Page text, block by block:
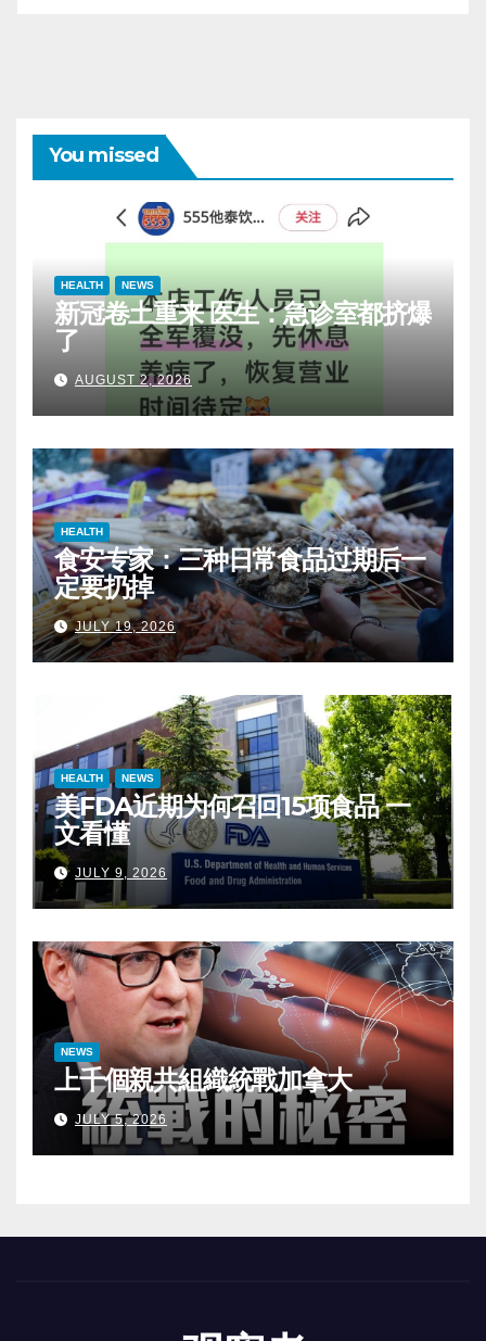
You missed
HEALTH NEWS
新冠卷土重来 医生：急诊室都挤爆
了
AUGUST 2, 2026
HEALTH
食安专家：三种日常食品过期后一
定要扔掉
JULY 19, 2026
HEALTH NEWS
美FDA近期为何召回15项食品 一
文看懂
JULY 9, 2026
NEWS
上千個親共組織統戰加拿大
JULY 5, 2026